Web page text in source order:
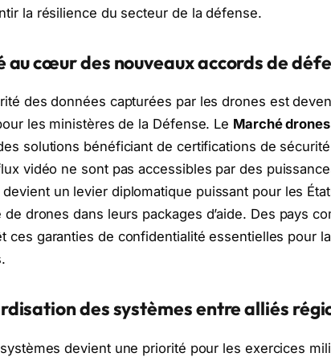
la résilience du secteur de la défense.
au cœur des nouveaux accords de
des données capturées par les drones est
les ministères de la Défense. Le Marché
solutions bénéficiant de certifications de
vidéo ne sont pas accessibles par des
un levier diplomatique puissant pour les
drones dans leurs packages d’aide. Des pays
ces garanties de confidentialité essentielles pour
des systèmes entre alliés
devient une priorité pour les exercices